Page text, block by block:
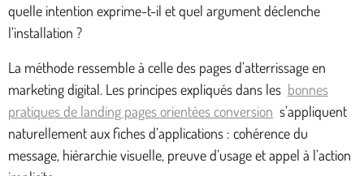
quelle intention exprime-t-il et quel argument déclenche
l’installation ?
La méthode ressemble à celle des pages d’atterrissage en
marketing digital. Les principes expliqués dans les bonnes
pratiques de landing pages orientées conversion s’appliquent
naturellement aux fiches d’applications : cohérence du
message, hiérarchie visuelle, preuve d’usage et appel à l’action